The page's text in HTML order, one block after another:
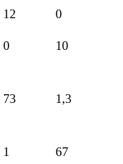
12 0
0 10
73 1,3
1 67